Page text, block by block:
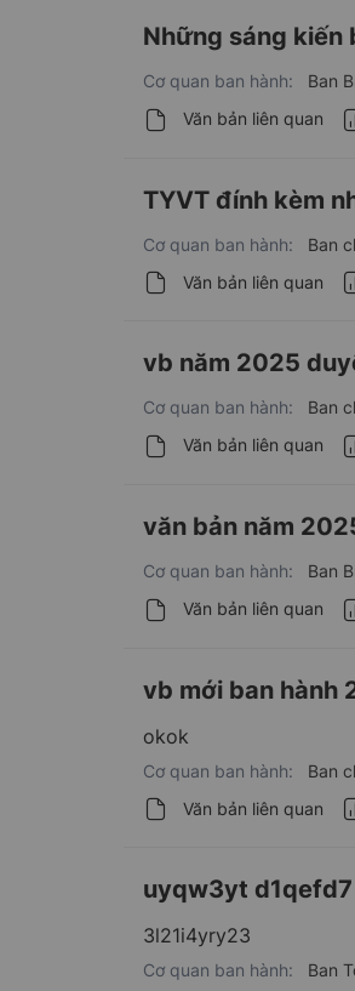
Những sáng kiến
Cơ quan ban hành: Ban
Văn bản liên quan
TYVT đính kèm
Cơ quan ban hành: Ban
Văn bản liên quan
vb năm 2025
Cơ quan ban hành: Ban
Văn bản liên quan
văn bản năm
Cơ quan ban hành: Ban
Văn bản liên quan
vb mới ban hành
okok
Cơ quan ban hành: Ban
Văn bản liên quan
uyqw3yt d1qefd7
3l21i4yry23
Cơ quan ban hành: Ban